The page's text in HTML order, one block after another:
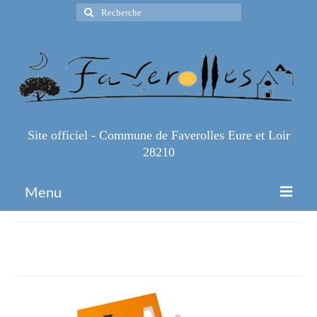
Rechercher
:
Site officiel - Commune de Faverolles Eure et Loir
28210
Menu